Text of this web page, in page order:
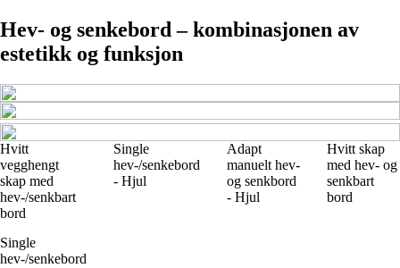
Hev- og senkebord – kombinasjonen av
estetikk og funksjon
Hvitt
vegghengt
skap med
hev-/senkbart
bord
Single
hev-/senkebord
- Hjul
Adapt
manuelt hev-
og senkbord
- Hjul
Hvitt skap
med hev- og
senkbart
bord
Single
hev-/senkebord